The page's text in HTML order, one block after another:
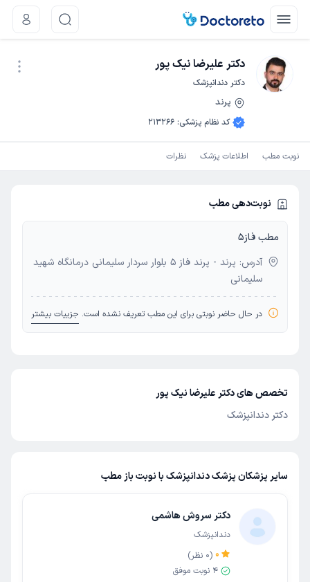
دکتر علیرضا نیک پور
دکتر دندانپزشک
پرند
کد نظام پزشکی:
213266
نوبت مطب اطلاعات پزشک نظرات
نوبت‌دهی مطب
مطب فاز5
آدرس: پرند - پرند فاز 5 بلوار سردار سلیمانی درمانگاه شهید
سلیمانی
در حال حاضر نوبتی برای این مطب تعریف نشده است. جزییات بیشتر
تخصص های دکتر علیرضا نیک پور
دکتر دندانپزشک
سایر پزشکان پزشک دندانپزشک با نوبت باز مطب
دکتر سروش هاشمی
دندانپزشک
0
(
0 نظر)
4 نوبت موفق